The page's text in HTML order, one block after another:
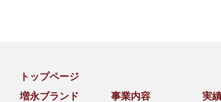
トップページ
増永ブランド
事業内容
実